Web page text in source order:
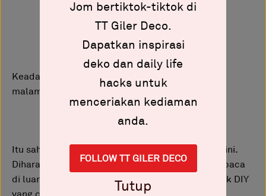
Keadaan bahagian hadapan rumah pada waktu
malam.
Itu sahaja perkongsian dari Giler Deco pada kali ini.
Diharap sedikit sebanyak dapat membantu pembaca
di luar sana mencari idea untuk melakukan projek DIY
Jom bertiktok-tiktok di
TT Giler Deco.
Dapatkan inspirasi
deko dan daily life
hacks untuk
menceriakan kediaman
anda.
FOLLOW TT GILER DECO
Tutup